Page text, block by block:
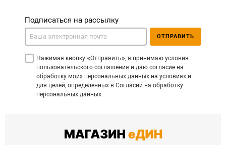
Подписаться на рассылку
Нажимая кнопку «Отправить», я принимаю условия
пользовательского соглашения и даю согласие на
обработку моих персональных данных на условиях и
для целей, определенных в Согласии на обработку
персональных данных.
ОТПРАВИТЬ